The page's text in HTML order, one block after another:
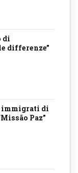
di
differenze”
immigrati di
Paz”